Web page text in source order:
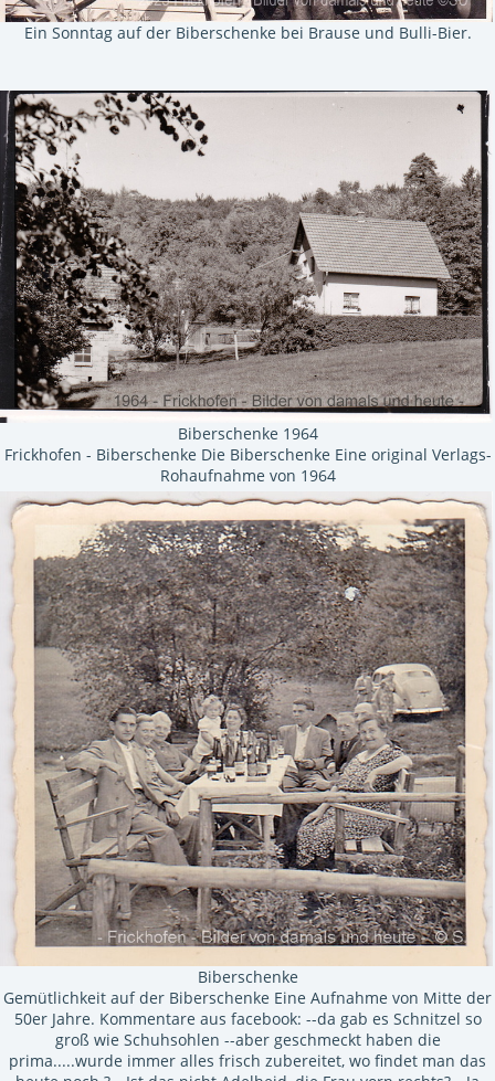
Ein Sonntag auf der Biberschenke bei Brause und Bulli-Bier.
Biberschenke 1964
Frickhofen - Biberschenke Die Biberschenke Eine original Verlags-
Rohaufnahme von 1964
Biberschenke
Gemütlichkeit auf der Biberschenke Eine Aufnahme von Mitte der
50er Jahre. Kommentare aus facebook: --da gab es Schnitzel so
groß wie Schuhsohlen --aber geschmeckt haben die
prima.....wurde immer alles frisch zubereitet, wo findet man das